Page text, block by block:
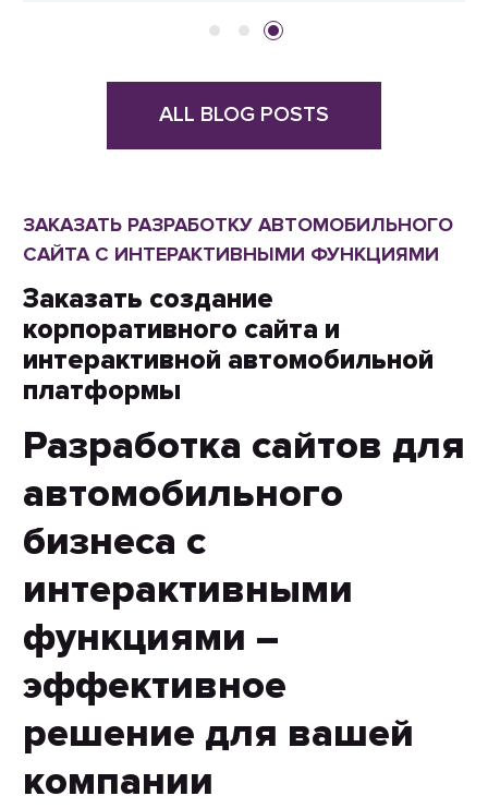
ЗАКАЗАТЬ РАЗРАБОТКУ АВТОМОБИЛЬНОГО
САЙТА С ИНТЕРАКТИВНЫМИ ФУНКЦИЯМИ
Заказать создание
корпоративного сайта и
интерактивной автомобильной
платформы
Разработка сайтов для
автомобильного
бизнеса с
интерактивными
функциями –
эффективное
решение для вашей
компании
ALL BLOG POSTS